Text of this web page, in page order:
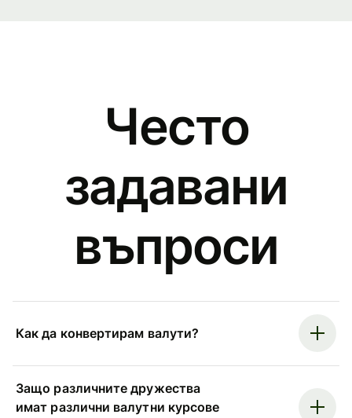
Често
задавани
въпроси
Как да конвертирам валути?
Защо различните дружества
имат различни валутни курсове